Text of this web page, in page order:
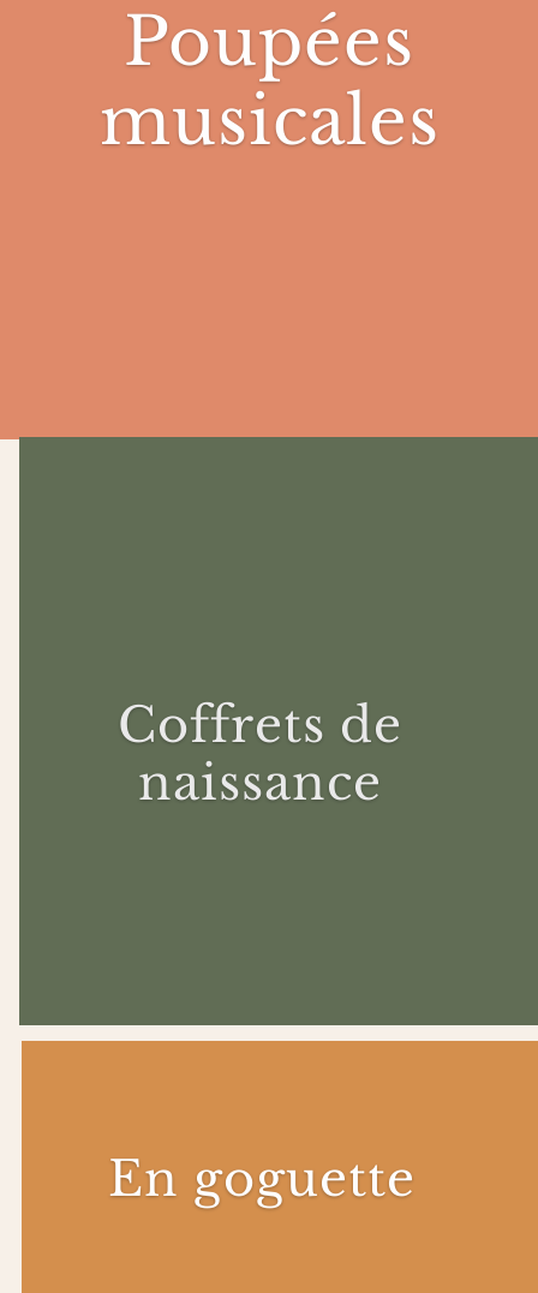
Poupées
musicales
Coffrets de
naissance
En goguette